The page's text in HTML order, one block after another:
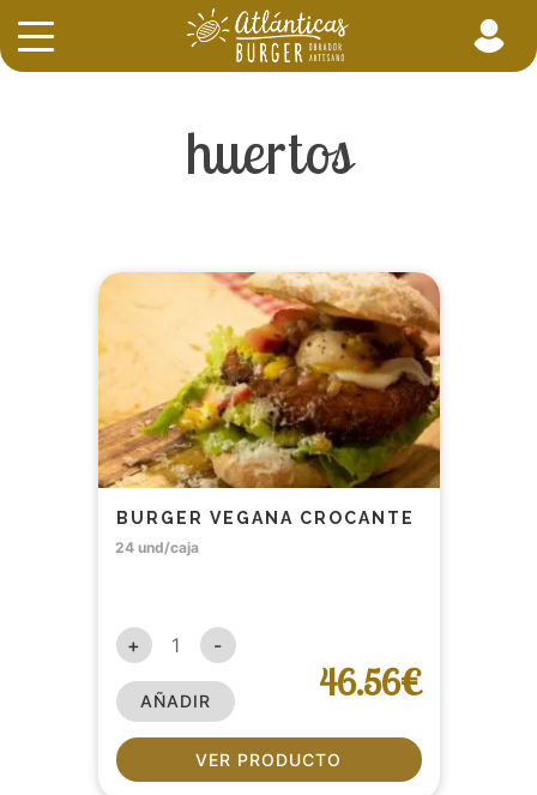
huertos
BURGER VEGANA CROCANTE
24 und/caja
+ -
AÑADIR 46.56€
VER PRODUCTO